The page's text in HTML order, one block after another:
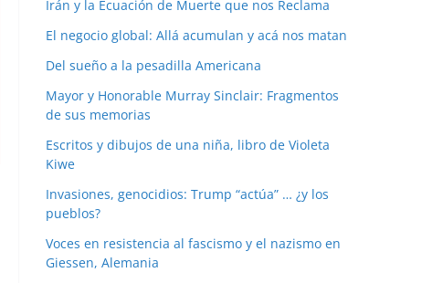
Irán y la Ecuación de Muerte que nos Reclama
El negocio global: Allá acumulan y acá nos matan
Del sueño a la pesadilla Americana
Mayor y Honorable Murray Sinclair: Fragmentos
de sus memorias
Escritos y dibujos de una niña, libro de Violeta
Kiwe
Invasiones, genocidios: Trump “actúa” … ¿y los
pueblos?
Voces en resistencia al fascismo y el nazismo en
Giessen, Alemania